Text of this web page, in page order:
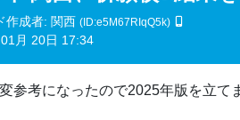
作成者: 関西 (ID:e5M67RIqQ5k)
月 20日 17:34
参考になったので2025年版を立て